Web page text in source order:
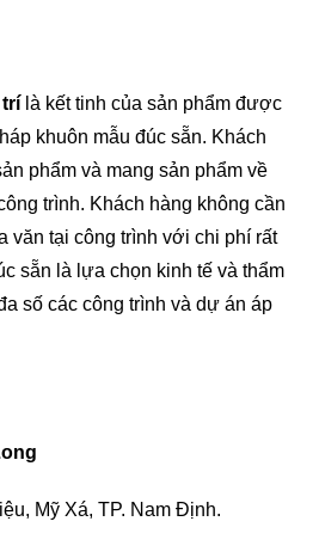
trí là kết tinh của sản phẩm được
khuôn mẫu đúc sẵn. Khách
phẩm và mang sản phẩm về
trình. Khách hàng không cần
văn tại công trình với chi phí rất
sẵn là lựa chọn kinh tế và thẩm
số các công trình và dự án áp
Mỹ Xá, TP. Nam Định.